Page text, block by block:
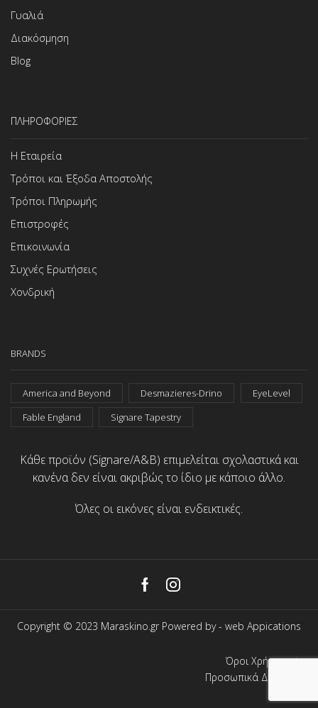
Γυαλιά
Διακόσμηση
Blog
ΠΛΗΡΟΦΟΡΙΕΣ
Η Εταιρεία
Τρόποι και Έξοδα Αποστολής
Τρόποι Πληρωμής
Επιστροφές
Επικοινωνία
Συχνές Ερωτήσεις
Χονδρική
BRANDS
America and Beyond Desmazieres-Drino
EyeLevel
Fable England
Signare Tapestry
Κάθε προϊόν (Signare/A&B) επιμελείται σχολαστικά και
κανένα δεν είναι ακριβώς το ίδιο με κάποιο άλλο.
Όλες οι εικόνες είναι ενδεικτικές.
FacebookInstagram
Copyright © 2023 Maraskino.gr Powered by - web Appications
Όροι Χρήσης
Προσωπικά Δεδομένα